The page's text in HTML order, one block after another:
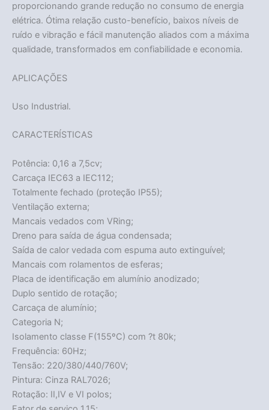
proporcionando grande redução no consumo de energia
elétrica. Ótima relação custo-benefício, baixos níveis de
ruído e vibração e fácil manutenção aliados com a máxima
qualidade, transformados em confiabilidade e economia.
APLICAÇÕES
Uso Industrial.
CARACTERÍSTICAS
Potência: 0,16 a 7,5cv;
Carcaça IEC63 a IEC112;
Totalmente fechado (proteção IP55);
Ventilação externa;
Mancais vedados com VRing;
Dreno para saída de água condensada;
Saída de calor vedada com espuma auto extinguível;
Mancais com rolamentos de esferas;
Placa de identificação em alumínio anodizado;
Duplo sentido de rotação;
Carcaça de alumínio;
Categoria N;
Isolamento classe F(155ºC) com ?t 80k;
Frequência: 60Hz;
Tensão: 220/380/440/760V;
Pintura: Cinza RAL7026;
Rotação: II,IV e VI polos;